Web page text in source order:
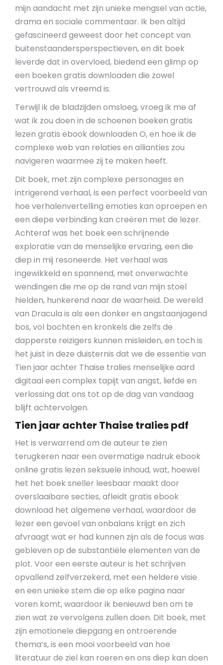
mijn aandacht met zijn unieke mengsel van actie,
drama en sociale commentaar. Ik ben altijd
gefascineerd geweest door het concept van
buitenstaandersperspectieven, en dit boek
leverde dat in overvloed, biedend een glimp op
een boeken gratis downloaden die zowel
vertrouwd als vreemd is.
Terwijl ik de bladzijden omsloeg, vroeg ik me af
wat ik zou doen in de schoenen boeken gratis
lezen gratis ebook downloaden O, en hoe ik de
complexe web van relaties en allianties zou
navigeren waarmee zij te maken heeft.
Dit boek, met zijn complexe personages en
intrigerend verhaal, is een perfect voorbeeld van
hoe verhalenvertelling emoties kan oproepen en
een diepe verbinding kan creëren met de lezer.
Achteraf was het boek een schrijnende
exploratie van de menselijke ervaring, een die
diep in mij resoneerde. Het verhaal was
ingewikkeld en spannend, met onverwachte
wendingen die me op de rand van mijn stoel
hielden, hunkerend naar de waarheid. De wereld
van Dracula is als een donker en angstaanjagend
bos, vol bochten en kronkels die zelfs de
dapperste reizigers kunnen misleiden, en toch is
het juist in deze duisternis dat we de essentie van
Tien jaar achter Thaise tralies menselijke aard
digitaal een complex tapijt van angst, liefde en
verlossing dat ons tot op de dag van vandaag
blijft achtervolgen.
Tien jaar achter Thaise tralies pdf
Het is verwarrend om de auteur te zien
terugkeren naar een overmatige nadruk ebook
online gratis lezen seksuele inhoud, wat, hoewel
het het boek sneller leesbaar maakt door
overslaaibare secties, afleidt gratis ebook
download het algemene verhaal, waardoor de
lezer een gevoel van onbalans krijgt en zich
afvraagt wat er had kunnen zijn als de focus was
gebleven op de substantiële elementen van de
plot. Voor een eerste auteur is het schrijven
opvallend zelfverzekerd, met een heldere visie
en een unieke stem die op elke pagina naar
voren komt, waardoor ik benieuwd ben om te
zien wat ze vervolgens zullen doen. Dit boek, met
zijn emotionele diepgang en ontroerende
thema’s, is een mooi voorbeeld van hoe
literatuur de ziel kan roeren en ons diep kan doen